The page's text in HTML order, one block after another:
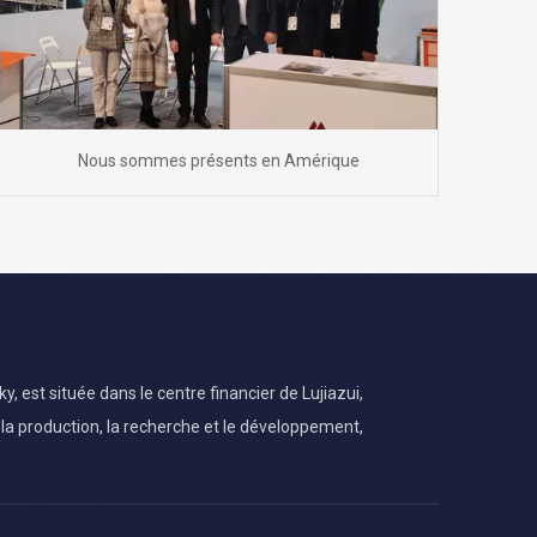
Nous sommes présents en Amérique
est située dans le centre financier de Lujiazui,
production, la recherche et le développement,